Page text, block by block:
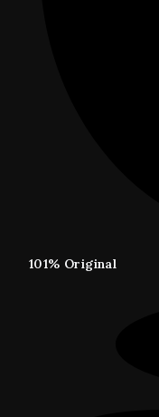
101% Original